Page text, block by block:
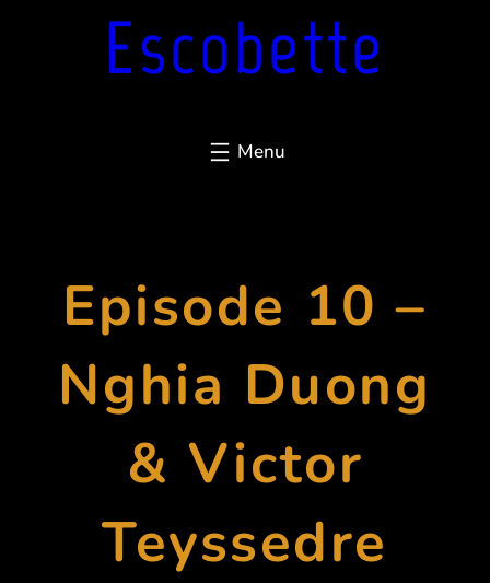
Escobette
Episode 10 –
Nghia Duong
& Victor
Teyssedre